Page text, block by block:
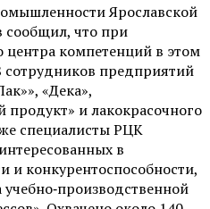
Ярославской
сообщил, что при
компетенций в этом
сотрудников предприятий
«Дека»,
и лакокрасочного
специалисты РЦК
в
конкурентоспособности,